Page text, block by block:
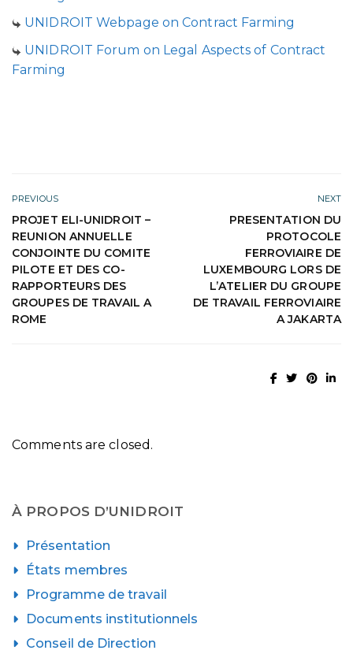
UNIDROIT Webpage on Contract Farming
UNIDROIT Forum on Legal Aspects of Contract
Farming
PREVIOUS
PROJET ELI-UNIDROIT –
REUNION ANNUELLE
CONJOINTE DU COMITE
PILOTE ET DES CO-
RAPPORTEURS DES
GROUPES DE TRAVAIL A
ROME
NEXT
PRESENTATION DU
PROTOCOLE
FERROVIAIRE DE
LUXEMBOURG LORS DE
L’ATELIER DU GROUPE
DE TRAVAIL FERROVIAIRE
A JAKARTA
Comments are closed.
À PROPOS D’UNIDROIT
Présentation
États membres
Programme de travail
Documents institutionnels
Conseil de Direction